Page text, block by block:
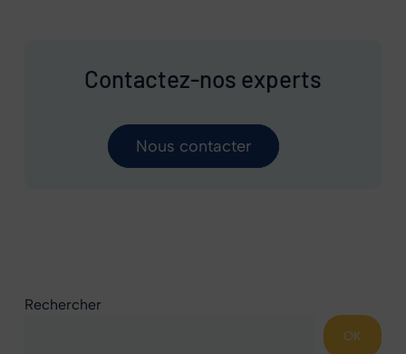
Contactez-nos experts
Nous contacter
Rechercher
OK